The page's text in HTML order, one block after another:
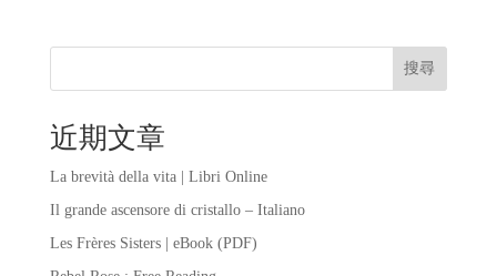
搜尋
近期文章
La brevità della vita | Libri Online
Il grande ascensore di cristallo – Italiano
Les Frères Sisters | eBook (PDF)